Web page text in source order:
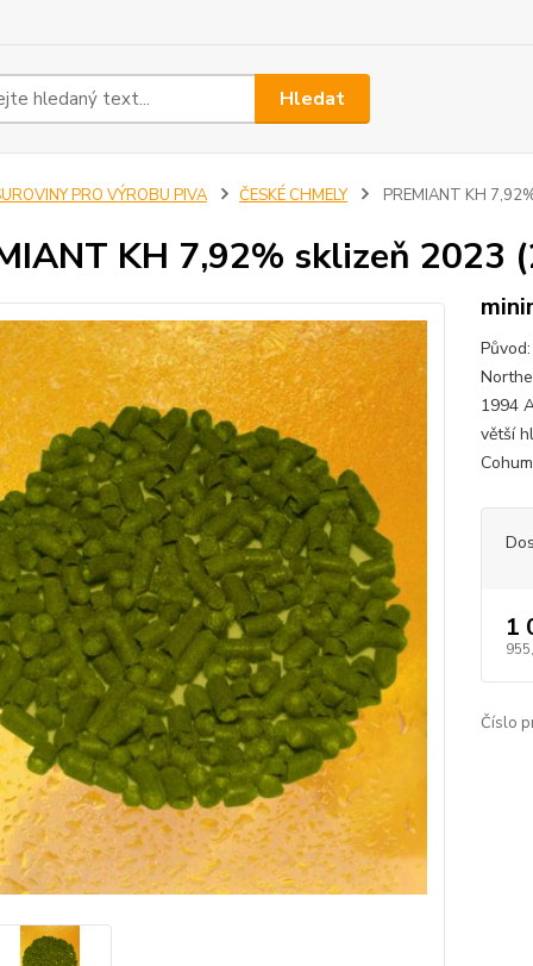
Hledat
PRO VÝROBU PIVA ČESKÉ CHMELY PREMIANT KH
KH 7,92% sklizeň 2023
1994
větší
1
Číslo